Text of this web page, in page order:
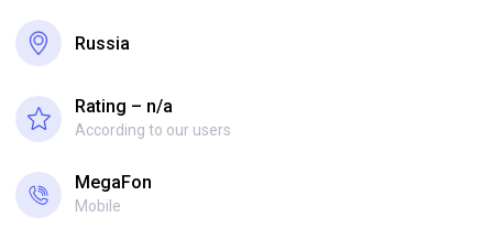
Russia
Rating – n/a
According to our users
MegaFon
Mobile